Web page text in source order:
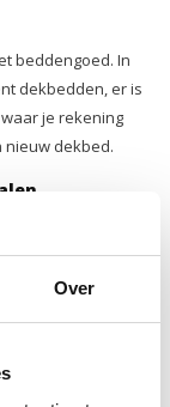
Over
beddengoed. In
dekbedden, er is
je rekening
dekbed.
van zacht
bij het kiezen
deze gevuld is.